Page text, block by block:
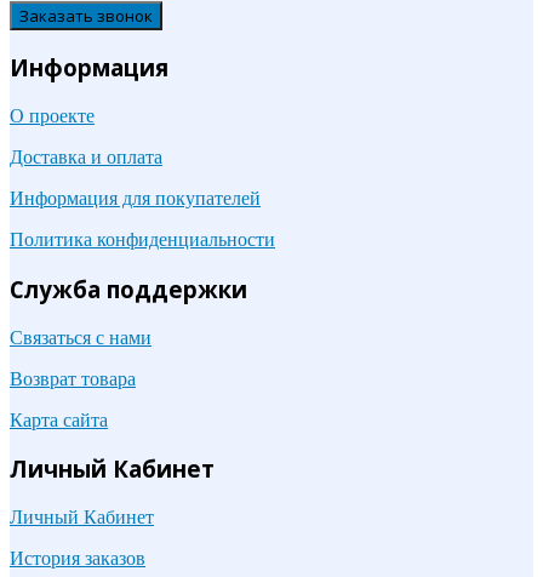
Заказать звонок
Информация
О проекте
Доставка и оплата
Информация для покупателей
Политика конфиденциальности
Служба поддержки
Связаться с нами
Возврат товара
Карта сайта
Личный Кабинет
Личный Кабинет
История заказов